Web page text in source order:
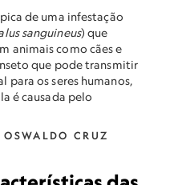
de uma infestação
sanguineus) que
animais como cães e
que pode transmitir
para os seres humanos,
é causada pelo
CRUZ